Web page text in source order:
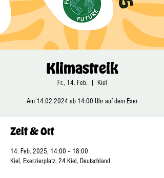
Klimastreik
Fr., 14. Feb. Kiel
Am 14.02.2024 ab 14:00 Uhr auf dem Exer
Zeit & Ort
14. Feb. 2025, 14:00 – 18:00
Kiel, Exerzierplatz, 24 Kiel, Deutschland